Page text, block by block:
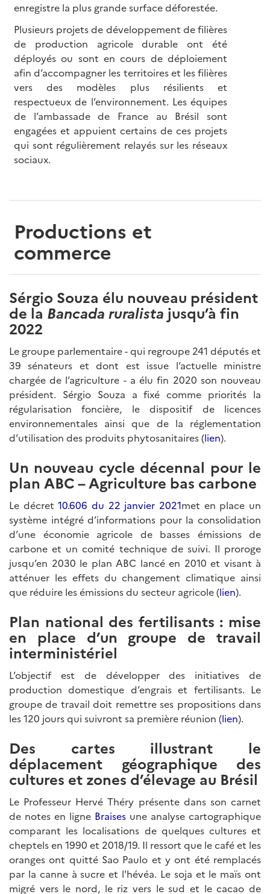
enregistre la plus grande surface déforestée.
Plusieurs projets de développement de filières
de production agricole durable ont été
déployés ou sont en cours de déploiement
afin d’accompagner les territoires et les filières
vers des modèles plus résilients et
respectueux de l’environnement. Les équipes
de l’ambassade de France au Brésil sont
engagées et appuient certains de ces projets
qui sont régulièrement relayés sur les réseaux
sociaux.
Productions et
commerce
Sérgio Souza élu nouveau président
de la Bancada ruralista jusqu’à fin
2022
Le groupe parlementaire - qui regroupe 241 députés et
39 sénateurs et dont est issue l’actuelle ministre
chargée de l’agriculture - a élu fin 2020 son nouveau
président. Sérgio Souza a fixé comme priorités la
régularisation foncière, le dispositif de licences
environnementales ainsi que de la réglementation
d’utilisation des produits phytosanitaires (lien).
Un nouveau cycle décennal pour le
plan ABC – Agriculture bas carbone
Le décret10.606 du 22 janvier 2021met en place un
système intégré d’informations pour la consolidation
d’une économie agricole de basses émissions de
carbone et un comité technique de suivi. Il proroge
jusqu’en 2030 le plan ABC lancé en 2010 et visant à
atténuer les effets du changement climatique ainsi
que réduire les émissions du secteur agricole (lien).
Plan national des fertilisants : mise
en place d’un groupe de travail
interministériel
L’objectif est de développer des initiatives de
production domestique d’engrais et fertilisants. Le
groupe de travail doit remettre ses propositions dans
les 120 jours qui suivront sa première réunion (lien).
Des cartes illustrant le
déplacement géographique des
cultures et zones d’élevage au Brésil
Le Professeur Hervé Théry présente dans son carnet
de notes en ligne Braises une analyse cartographique
comparant les localisations de quelques cultures et
cheptels en 1990 et 2018/19. Il ressort que le café et les
oranges ont quitté Sao Paulo et y ont été remplacés
par la canne à sucre et l'hévéa. Le soja et le maïs ont
migré vers le nord, le riz vers le sud et le cacao de